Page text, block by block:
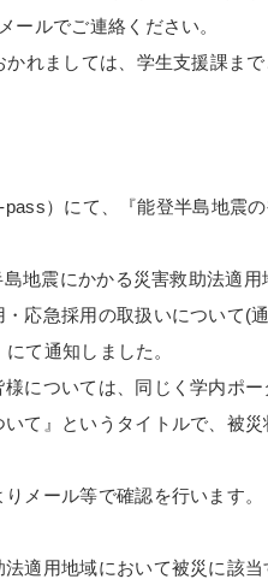
ールでご連絡ください。
れましては、学生支援課ま
）にて、『能登半島地震
地震にかかる災害救助法適
応急採用の取扱いについて(
て通知しました。
については、同じく学内ポ
て』というタイトルで、被
メール等で確認を行います。
適用地域において被災に該